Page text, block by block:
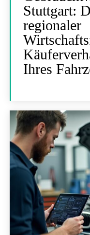
Stuttgart:
regionaler
Ihres